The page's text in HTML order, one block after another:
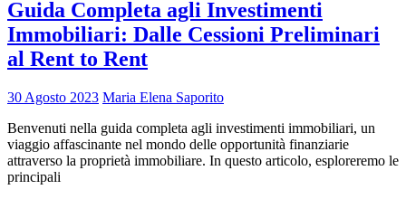
Guida Completa agli Investimenti
Immobiliari: Dalle Cessioni Preliminari
al Rent to Rent
30 Agosto 2023 Maria Elena Saporito
Benvenuti nella guida completa agli investimenti immobiliari, un
viaggio affascinante nel mondo delle opportunità finanziarie
attraverso la proprietà immobiliare. In questo articolo, esploreremo le
principali